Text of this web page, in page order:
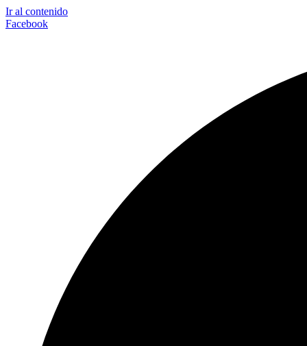
Ir al contenido
Facebook